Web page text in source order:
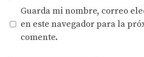
Guarda mi nombre, correo
en este navegador para la
comente.